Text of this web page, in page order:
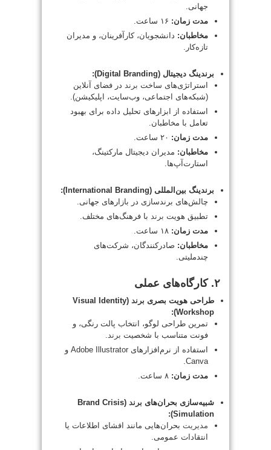
جهانی.
مدت زمان:
مخاطبان: دانشجویان، کارآفرینان، و مدیران
تازه‌کار.
برندینگ دیجیتال (Digital Branding):
استراتژی‌های ساخت برند در فضای آنلاین
(شبکه‌های اجتماعی، وب‌سایت، اپلیکیشن).
استفاده از ابزارهای تحلیل داده برای بهبود
تعامل با مخاطبان.
مدت زمان:
مخاطبان: مدیران دیجیتال مارکتینگ،
استارت‌آپ‌ها.
برندینگ بین‌المللی (International Branding):
چالش‌های برندسازی در بازارهای جهانی.
تطبیق هویت برند با فرهنگ‌های مختلف.
مدت زمان:
مخاطبان: صادرکنندگان، شرکت‌های
چندملیتی.
۲. کارگاه‌های عملی
طراحی هویت بصری برند (Visual Identity
Workshop):
تمرین طراحی لوگو، انتخاب پالت رنگی، و
فونت متناسب با شخصیت برند
استفاده از نرم‌افزارهای Adobe Illustrator و
Canva.
مدت زمان:
شبیه‌سازی بحران‌های برند (Brand Crisis
Simulation):
مدیریت بحران‌هایی مانند افشای اطلاعات یا
انتقادات عمومی.